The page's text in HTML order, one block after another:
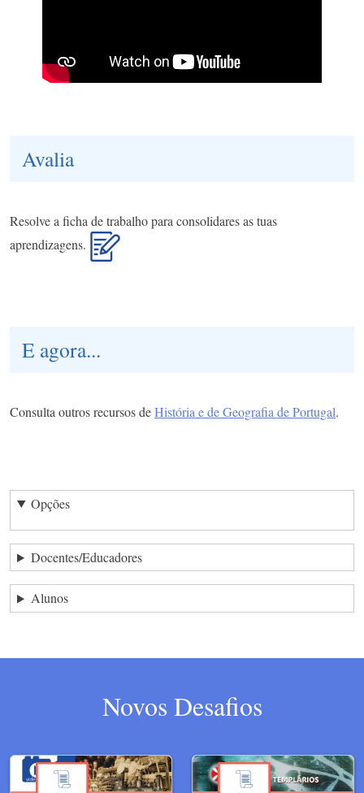
Avalia
Resolve a ficha de trabalho para consolidares as tuas
aprendizagens.
E agora...
Consulta outros recursos deHistória e de Geografia de Portugal.
Opções
Docentes/Educadores
Alunos
Novos Desafios